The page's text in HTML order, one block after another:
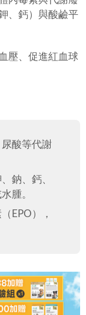
、鈣）與酸鹼平
壓、促進紅血球
酸等代謝
鈉、鈣、
腫。
EPO），